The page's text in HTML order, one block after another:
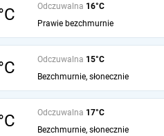
Odczuwalna 16°C
Prawie bezchmurnie
Odczuwalna 15°C
Bezchmurnie, słonecznie
Odczuwalna 17°C
Bezchmurnie, słonecznie